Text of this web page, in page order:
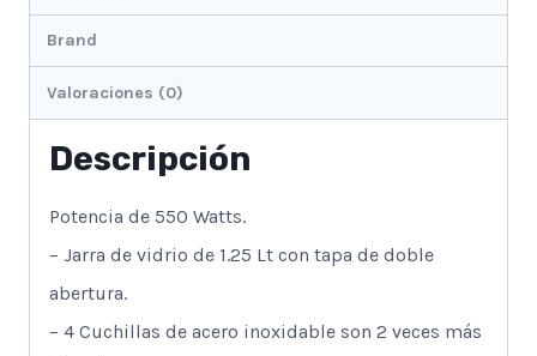
Brand
Valoraciones (0)
Descripción
Potencia de 550 Watts.
– Jarra de vidrio de 1.25 Lt con tapa de doble
abertura.
– 4 Cuchillas de acero inoxidable son 2 veces más